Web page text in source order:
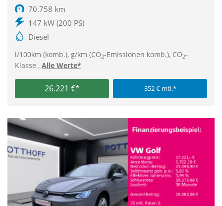
70.758 km
147 kW (200 PS)
Diesel
l/100km (komb.), g/km (CO2-Emissionen komb.), CO2-
Klasse , Alle Werte*
26.221 €* 352 € mtl.*